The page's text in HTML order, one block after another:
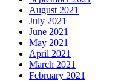
August 2021
July 2021
June 2021
May 2021
April 2021
March 2021
February 2021